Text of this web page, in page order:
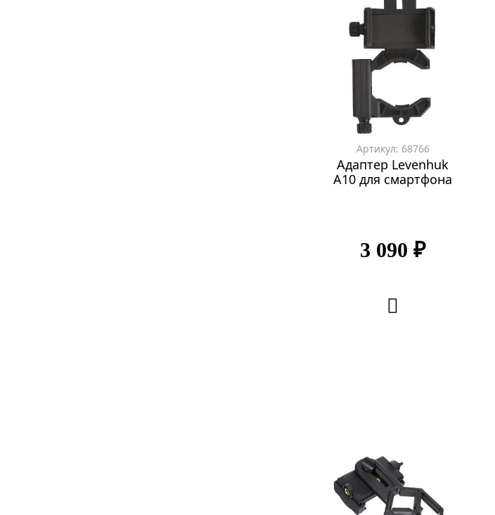
Артикул: 68766
Адаптер Levenhuk
A10 для смартфона
3 090 ₽